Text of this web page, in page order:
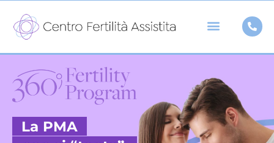
contenuto
La PMA